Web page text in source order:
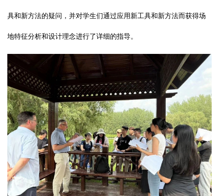
具和新方法的疑问，并对学生们通过应用新工具和新方法而获得场
地特征分析和设计理念进行了详细的指导。